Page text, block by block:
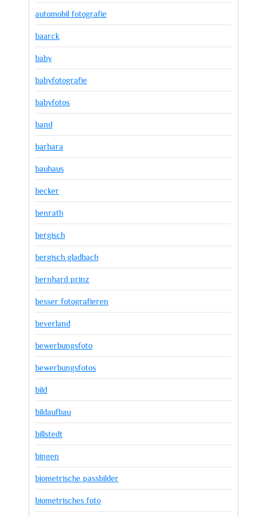
automobil fotografie
baarck
baby
babyfotografie
babyfotos
band
barbara
bauhaus
becker
benrath
bergisch
bergisch gladbach
bernhard prinz
besser fotografieren
beverland
bewerbungsfoto
bewerbungsfotos
bild
bildaufbau
billstedt
bingen
biometrische passbilder
biometrisches foto